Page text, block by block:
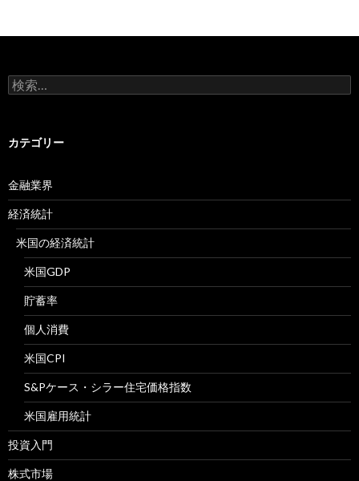
検
索:
カテゴリー
金融業界
経済統計
米国の経済統計
米国GDP
貯蓄率
個人消費
米国CPI
S&Pケース・シラー住宅価格指数
米国雇用統計
投資入門
株式市場